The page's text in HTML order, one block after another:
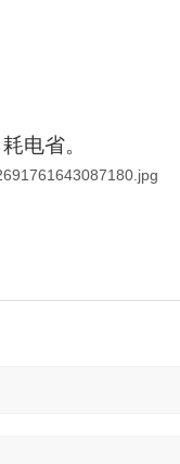
电省。